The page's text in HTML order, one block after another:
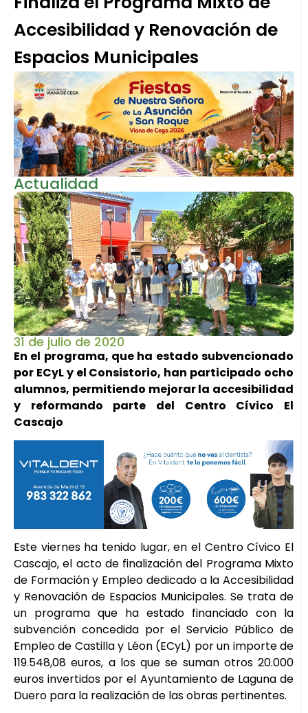
Accesibilidad y Renovación de
Espacios Municipales
Actualidad
31 de julio de 2020
En el programa, que ha estado subvencionado
por ECyL y el Consistorio, han participado ocho
alumnos, permitiendo mejorar la accesibilidad
y reformando parte del Centro Cívico El
Cascajo
Este viernes ha tenido lugar, en el Centro Cívico El
Cascajo, el acto de finalización del Programa Mixto
de Formación y Empleo dedicado a la Accesibilidad
y Renovación de Espacios Municipales. Se trata de
un programa que ha estado financiado con la
subvención concedida por el Servicio Público de
Empleo de Castilla y Léon (ECyL) por un importe de
119.548,08 euros, a los que se suman otros 20.000
euros invertidos por el Ayuntamiento de Laguna de
Duero para la realización de las obras pertinentes.